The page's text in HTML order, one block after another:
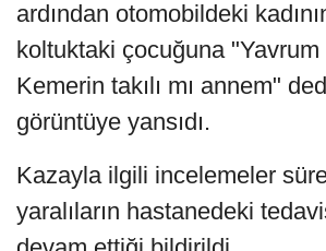
ardından otomobildeki
koltuktaki çocuğuna
Kemerin takılı mı annem"
görüntüye yansıdı.
Kazayla ilgili incelemeler
yaralıların hastanedeki